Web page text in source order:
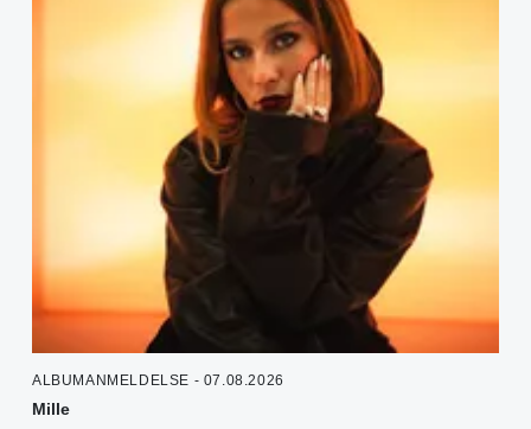
ALBUMANMELDELSE - 07.08.2026
Mille